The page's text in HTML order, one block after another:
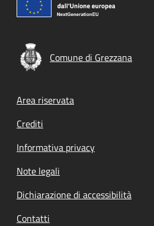
Comune di Grezzana
Footer menu
Area riservata
Crediti
Informativa privacy
Note legali
Dichiarazione di accessibilità
Contatti